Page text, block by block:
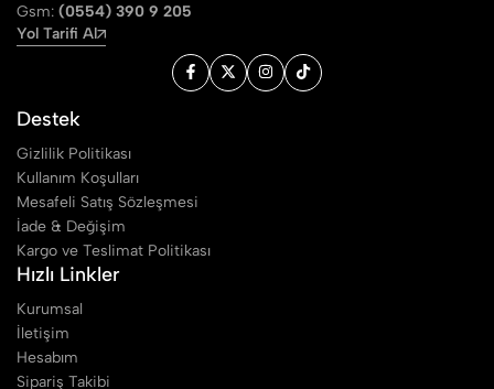
Gsm: (0554) 390 9 205
Yol Tarifi Al
Destek
Gizlilik Politikası
Kullanım Koşulları
Mesafeli Satış Sözleşmesi
İade & Değişim
Kargo ve Teslimat Politikası
Hızlı Linkler
Kurumsal
İletişim
Hesabım
Sipariş Takibi